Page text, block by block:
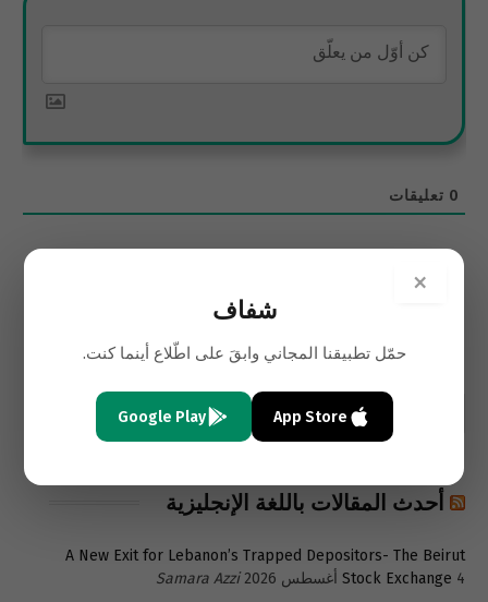
0 تعليقات
أحدث المقالات باللغة الإنجليزية
A New Exit for Lebanon’s Trapped Depositors- The Beirut
Stock Exchange 4 أغسطس 2026
Samara Azzi
×
شفاف
حمّل تطبيقنا المجاني وابقَ على اطّلاع أينما كنت.
App Store
Google Play